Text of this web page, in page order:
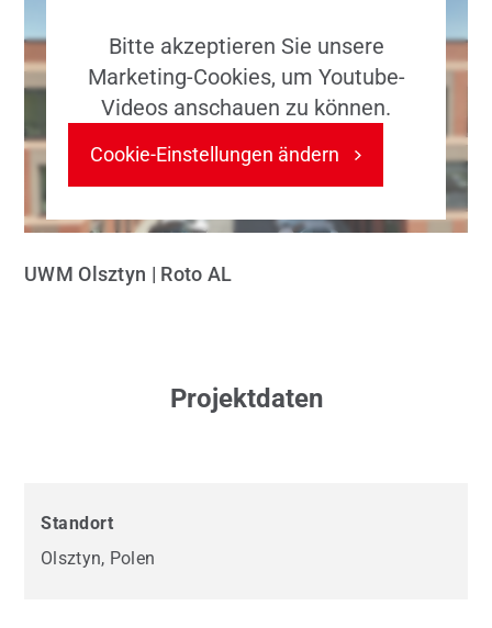
Bitte akzeptieren Sie unsere
Marketing-Cookies, um Youtube-
Videos anschauen zu können.
Cookie-Einstellungen ändern
UWM Olsztyn | Roto AL
Projektdaten
Standort
Olsztyn, Polen